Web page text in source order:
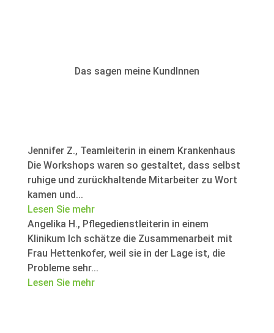
Das sagen meine KundInnen
Jennifer Z., Teamleiterin in einem Krankenhaus
Die Workshops waren so gestaltet, dass selbst
ruhige und zurückhaltende Mitarbeiter zu Wort
kamen und...
Lesen Sie mehr
Angelika H., Pflegedienstleiterin in einem
Klinikum Ich schätze die Zusammenarbeit mit
Frau Hettenkofer, weil sie in der Lage ist, die
Probleme sehr...
Lesen Sie mehr